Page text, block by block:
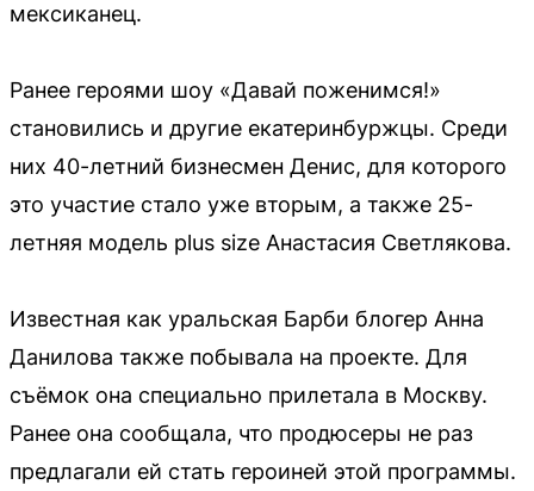
мексиканец.
Ранее героями шоу «Давай поженимся!»
становились и другие екатеринбуржцы. Среди
них 40-летний бизнесмен Денис, для которого
это участие стало уже вторым, а также 25-
летняя модель plus size Анастасия Светлякова.
Известная как уральская Барби блогер Анна
Данилова также побывала на проекте. Для
съёмок она специально прилетала в Москву.
Ранее она сообщала, что продюсеры не раз
предлагали ей стать героиней этой программы.